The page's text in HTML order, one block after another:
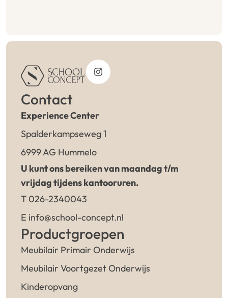
Contact
Experience Center
Spalderkampseweg 1
6999 AG Hummelo
U kunt ons bereiken van maandag t/m
vrijdag tijdens kantooruren.
T 026-2340043
E info@school-concept.nl
Productgroepen
Meubilair Primair Onderwijs
Meubilair Voortgezet Onderwijs
Kinderopvang